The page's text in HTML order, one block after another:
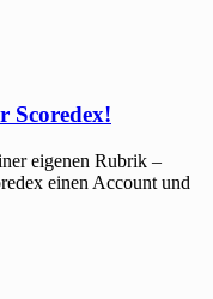
Scoredex!
eigenen Rubrik –
einen Account und